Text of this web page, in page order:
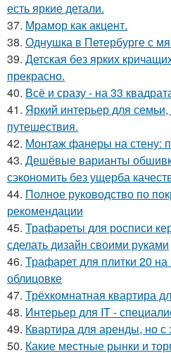
есть яркие детали.
37. Мрамор как акцент.
38. Однушка в Петербурге с
39. Детская без ярких
прекрасно.
40. Всё и сразу - на 33
41. Яркий интерьер для
путешествия.
42. Монтаж фанеры на стену:
43. Дешёвые варианты
сэкономить без ущерба
44. Полное руководство по
рекомендации
45. Трафареты для росписи
сделать дизайн своими руками
46. Трафарет для плитки 20 на
облицовке
47. Трёхкомнатная квартира
48. Интерьер для IT -
49. Квартира для аренды, но с
50. Какие местные рынки и